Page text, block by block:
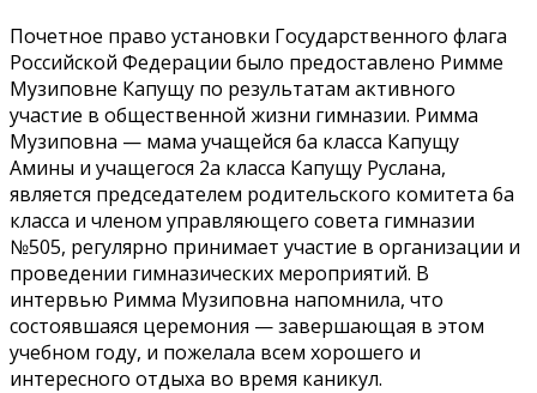
Почетное право установки Государственного флага
Российской Федерации было предоставлено Римме
Музиповне Капущу по результатам активного
участие в общественной жизни гимназии. Римма
Музиповна — мама учащейся 6а класса Капущу
Амины и учащегося 2а класса Капущу Руслана,
является председателем родительского комитета 6а
класса и членом управляющего совета гимназии
№505, регулярно принимает участие в организации и
проведении гимназических мероприятий. В
интервью Римма Музиповна напомнила, что
состоявшаяся церемония — завершающая в этом
учебном году, и пожелала всем хорошего и
интересного отдыха во время каникул.